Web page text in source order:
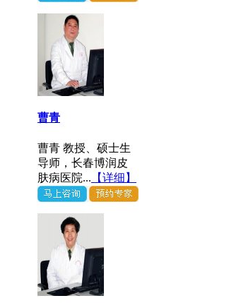
曹青
曹青 教授、硕士生
导师，长春博润皮
肤病医院... 【详细】